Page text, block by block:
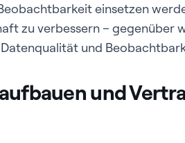
einsetzen
zu verbessern – gegenüber
und
und